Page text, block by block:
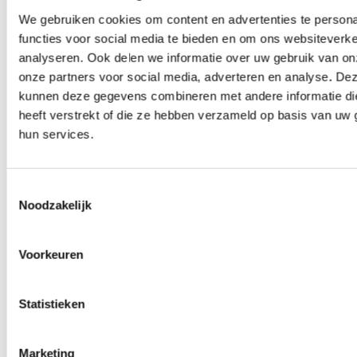
We gebruiken cookies om content en advertenties te
functies voor social media te bieden en om ons
analyseren. Ook delen we informatie over uw gebruik van
onze partners voor social media, adverteren en analyse.
kunnen deze gegevens combineren met andere informatie
heeft verstrekt of die ze hebben verzameld op basis van uw
hun services.
Noodzakelijk
Voorkeuren
Statistieken
Marketing
8x activiteiten in Jordanië die jouw reis
compleet maken
Blog 19 september 2025
Yas Marina Circuit in Abu Dhabi
Nieuws
2026